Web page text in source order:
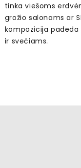
tinka viešoms
grožio salonams ar
kompozicija
ir svečiams.